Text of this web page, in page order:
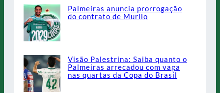
Palmeiras anuncia prorrogação
do contrato de Murilo
Visão Palestrina: Saiba quanto o
Palmeiras arrecadou com vaga
nas quartas da Copa do Brasil